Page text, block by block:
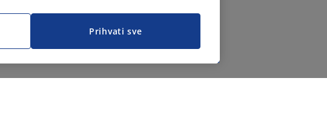
Prihvati sve